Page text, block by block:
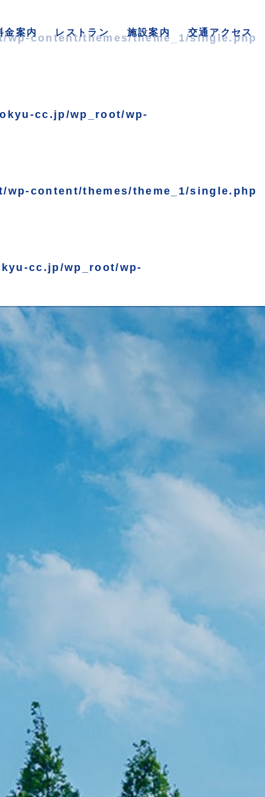
content/themes/theme_1/single.php
cc.jp/wp_root/wp-
content/themes/theme_1/single.php
cc.jp/wp_root/wp-
金案内 レストラン 施設案内 交通アクセス